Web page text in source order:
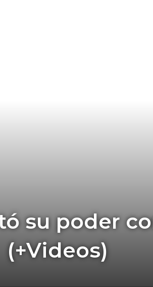
su poder
(+Videos)